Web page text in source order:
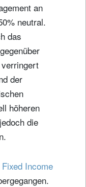
an
neutral.
das
der
höheren
die
Income